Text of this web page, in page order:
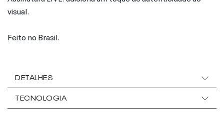
visual.
Feito no Brasil.
DETALHES
TECNOLOGIA